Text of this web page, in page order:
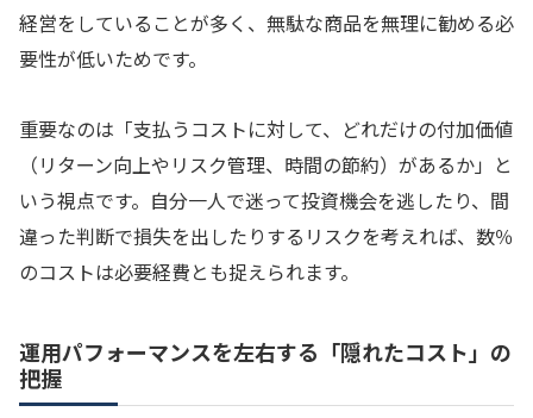
経営をしていることが多く、無駄な商品を無理に勧める必
要性が低いためです。
重要なのは「支払うコストに対して、どれだけの付加価値
（リターン向上やリスク管理、時間の節約）があるか」と
いう視点です。自分一人で迷って投資機会を逃したり、間
違った判断で損失を出したりするリスクを考えれば、数％
のコストは必要経費とも捉えられます。
運用パフォーマンスを左右する「隠れたコスト」の
把握